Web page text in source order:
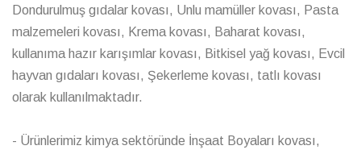
Dondurulmuş gıdalar kovası, Unlu mamüller kovası, Pasta
malzemeleri kovası, Krema kovası, Baharat kovası,
kullanıma hazır karışımlar kovası, Bitkisel yağ kovası, Evcil
hayvan gıdaları kovası, Şekerleme kovası, tatlı kovası
olarak kullanılmaktadır.
- Ürünlerimiz kimya sektöründe İnşaat Boyaları kovası,